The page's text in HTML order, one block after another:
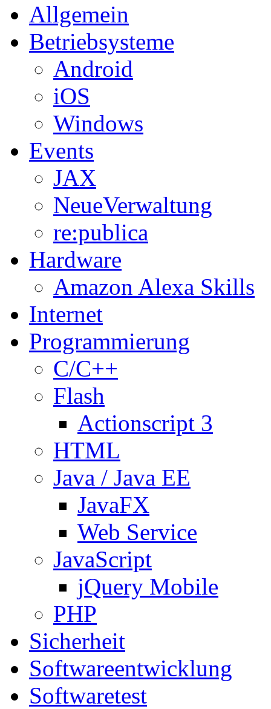
Allgemein
Betriebsysteme
Android
iOS
Windows
Events
JAX
NeueVerwaltung
re:publica
Hardware
Amazon Alexa Skills
Internet
Programmierung
C/C++
Flash
Actionscript 3
HTML
Java / Java EE
JavaFX
Web Service
JavaScript
jQuery Mobile
PHP
Sicherheit
Softwareentwicklung
Softwaretest